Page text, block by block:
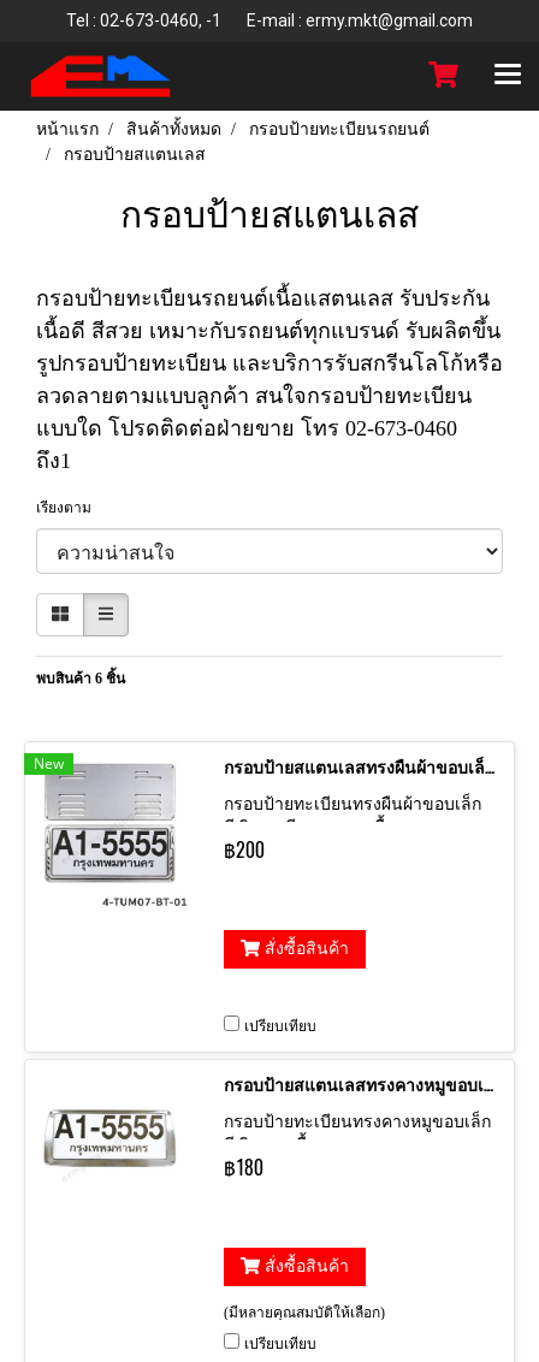
Tel : 02-673-0460, -1 E-mail : ermy.mkt@gmail.com
หน้าแรก สินค้าทั้งหมด
กรอบป้ายทะเบียนรถยนต์
กรอบป้ายสแตนเลส
กรอบป้ายสแตนเลส
กรอบป้ายทะเบียนรถยนต์เนื้อแสตนเลส รับประกัน
เนื้อดี สีสวย เหมาะกับรถยนต์ทุกแบรนด์ รับผลิตขึ้น
รูปกรอบป้ายทะเบียน และบริการรับสกรีนโลโก้หรือ
ลวดลายตามแบบลูกค้า สนใจกรอบป้ายทะเบียน
แบบใด โปรดติดต่อฝ่ายขาย โทร 02-673-0460
ถึง1
เรียงตาม
พบสินค้า 6 ชิ้น
New กรอบป้ายสแตนเลสทรงผืนผ้าขอบเล็กมีลาย
กรอบป้ายทะเบียนทรงผืนผ้าขอบเล็ก
สีเงินเงามีลายขอบ เนื้อสแตนเลส
฿200
สั่งซื้อสินค้า
เปรียบเทียบ
กรอบป้ายสแตนเลสทรงคางหมูขอบเล็ก
กรอบป้ายทะเบียนทรงคางหมูขอบเล็ก
สีเงินเงา เนื้อสแตนเลส
฿180
สั่งซื้อสินค้า
(มีหลายคุณสมบัติให้เลือก)
เปรียบเทียบ